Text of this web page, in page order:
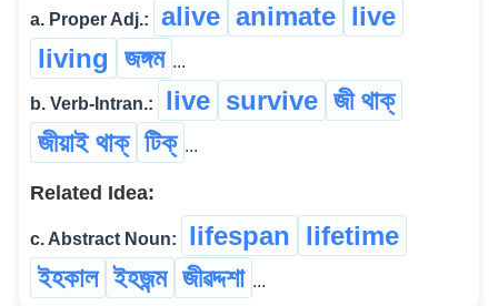
a. Proper Adj.: alive animate live
living জঙ্গম ...
b. Verb-Intran.: live survive জী থাক্
জীয়াই থাক্ টিক্ ...
Related Idea:
c. Abstract Noun: lifespan lifetime
ইহকাল ইহজন্ম জীৱদ্দশা ...